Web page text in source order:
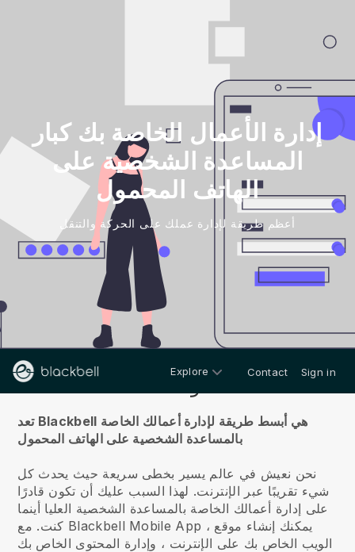
إدارة الأعمال الخاصة بك كبار
المساعدة الشخصية على
الهاتف المحمول
أعظم طريقة لإدارة عملك على الحركة والتنقل
Explore Contact Sign in
تعد Blackbell هي أبسط طريقة لإدارة أعمالك الخاصة
بالمساعدة الشخصية على الهاتف المحمول
نحن نعيش في عالم يسير بخطى سريعة حيث يحدث كل
شيء تقريبًا عبر الإنترنت. لهذا السبب عليك أن تكون قادرًا
على إدارة أعمالك الخاصة بالمساعدة الشخصية العليا أينما
كنت. Blackbell Mobile App ، يمكنك إنشاء موقع
الويب الخاص بك على الإنترنت ، وإدارة المحتوى الخاص بك